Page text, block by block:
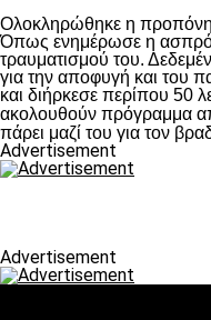
Ολοκληρώθηκε η
Όπως ενημέρωσε η
τραυματισμού του.
για την αποφυγή και του
και διήρκεσε περίπου 50
ακολουθούν πρόγραμμα
πάρει μαζί του για τον
Advertisement
Advertisement